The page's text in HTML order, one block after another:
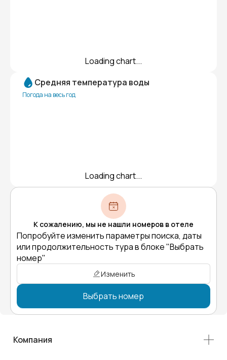
Loading chart...
Средняя температура воды
Погода на весь год
Loading chart...
К сожалению, мы не нашли номеров в отеле
Попробуйте изменить параметры поиска, даты
или продолжительность тура в блоке "Выбрать
номер"
Изменить
Выбрать номер
Компания